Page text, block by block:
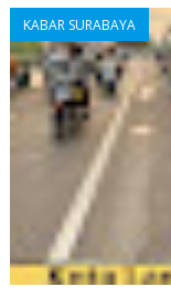
KABAR SURABAYA